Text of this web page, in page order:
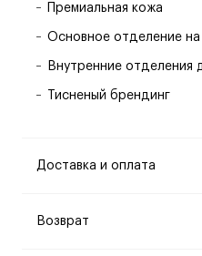
Премиальная кожа
Основное отделение на
Внутренние отделения
Тисненый брендинг
Доставка и оплата
Возврат